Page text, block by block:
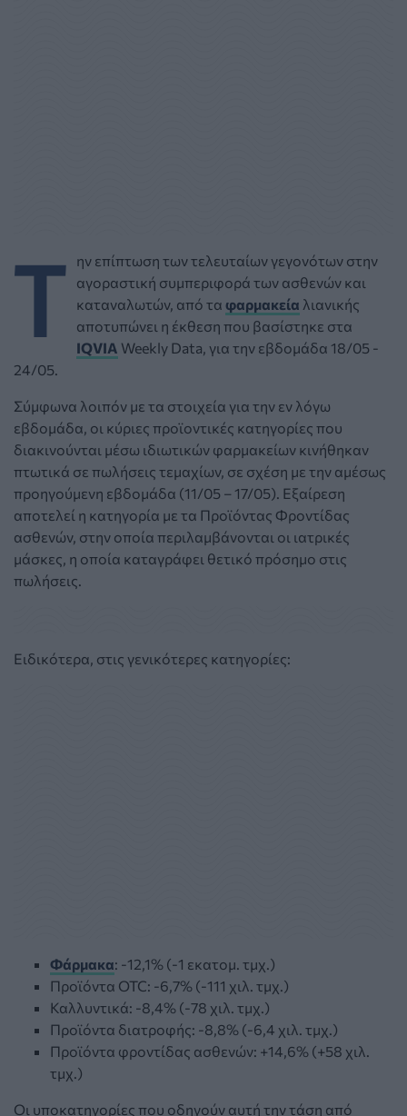
Τ
ην επίπτωση των τελευταίων γεγονότων στην
αγοραστική συμπεριφορά των ασθενών και
καταναλωτών, από τα φαρμακεία λιανικής
αποτυπώνει η έκθεση που βασίστηκε στα
IQVIA Weekly Data, για την εβδομάδα 18/05 -
24/05.
Σύμφωνα λοιπόν με τα στοιχεία για την εν λόγω
εβδομάδα, οι κύριες προϊοντικές κατηγορίες που
διακινούνται μέσω ιδιωτικών φαρμακείων κινήθηκαν
πτωτικά σε πωλήσεις τεμαχίων, σε σχέση με την αμέσως
προηγούμενη εβδομάδα (11/05 – 17/05). Εξαίρεση
αποτελεί η κατηγορία με τα Προϊόντας Φροντίδας
ασθενών, στην οποία περιλαμβάνονται οι ιατρικές
μάσκες, η οποία καταγράφει θετικό πρόσημο στις
πωλήσεις.
Ειδικότερα, στις γενικότερες κατηγορίες:
Φάρμακα: -12,1% (-1 εκατομ. τμχ.)
Προϊόντα OTC: -6,7% (-111 χιλ. τμχ.)
Καλλυντικά: -8,4% (-78 χιλ. τμχ.)
Προϊόντα διατροφής: -8,8% (-6,4 χιλ. τμχ.)
Προϊόντα φροντίδας ασθενών: +14,6% (+58 χιλ.
τμχ.)
Οι υποκατηγορίες που οδηγούν αυτή την τάση από